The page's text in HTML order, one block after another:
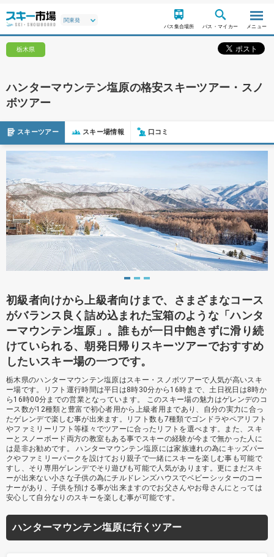
バス集合場所 バス・マイカー メニュー
栃木県
ハンターマウンテン塩原の格安スキーツアー・スノ
ボツアー
スキーツアー スキー場情報 口コミ
初級者向けから上級者向けまで、さまざまなコース
がバランス良く詰め込まれた宝箱のような「ハンタ
ーマウンテン塩原」。誰もが一日中飽きずに滑り続
けていられる、朝発日帰りスキーツアーでおすすめ
したいスキー場の一つです。
栃木県のハンターマウンテン塩原はスキー・スノボツアーで人気が高いスキ
ー場です。リフト運行時間は平日は8時30分から16時まで、土日祝日は8時か
ら16時00分までの営業となっています。 このスキー場の魅力はゲレンデのコ
ース数が12種類と豊富で初心者用から上級者用まであり、自分の実力に合っ
たゲレンデで楽しむ事が出来ます。リフト数も7種類でゴンドラやペアリフト
やファミリーリフト等様々でツアーに合ったリフトを選べます。また、スキ
ーとスノーボード両方の教室もある事でスキーの経験が今まで無かった人に
は是非お勧めです。 ハンターマウンテン塩原には家族連れの為にキッズパー
クやファミリーパークを設けており親子で一緒にスキーを楽しむ事も可能で
すし、そり専用ゲレンデでそり遊びも可能で人気があります。更にまだスキ
ーが出来ない小さな子供の為にチルドレンズハウスでベビーシッターのコー
ナーがあり、子供を預ける事が出来ますのでお父さんやお母さんにとっては
安心して自分なりのスキーを楽しむ事が可能です。
ハンターマウンテン塩原に行くツアー